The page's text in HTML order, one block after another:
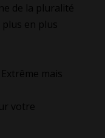
de la pluralité
en plus
mais
votre